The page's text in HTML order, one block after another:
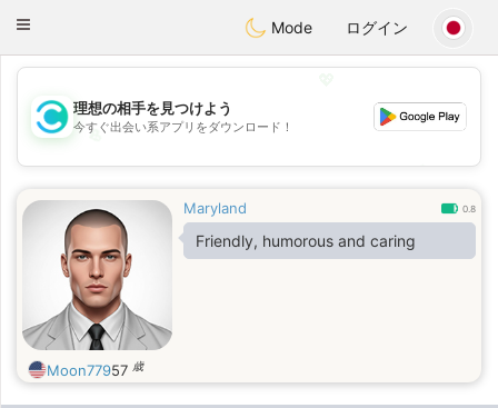
olombiaCitas
Toggle
Mode ログイン
💖
💕
理想の相手を見つけよう
今すぐ出会い系アプリをダウンロード！
Maryland 0.8
Friendly, humorous and caring
Moon77957 歳